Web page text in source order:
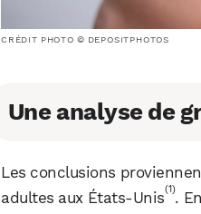
CRÉDIT PHOTO © DEPOSITPHOTOS
Une analyse de
Les conclusions
adultes aux États-Unis(1).